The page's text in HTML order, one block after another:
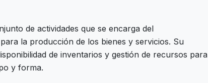
de actividades que se encarga del
la producción de los bienes y servicios. Su
de inventarios y gestión de recursos para
y forma.